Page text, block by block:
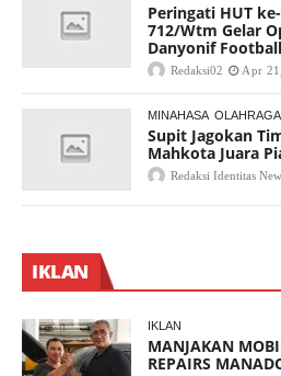
Peringati HUT
712/Wtm Gelar
Danyonif
Redaksi02 Apr
MINAHASA OLAHRAGA
Supit Jagokan
Mahkota Juara
Redaksi Identitas
IKLAN
IKLAN
MANJAKAN
REPAIRS